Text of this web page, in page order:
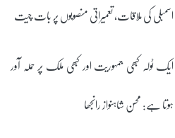
اسمبلی کی ملاقات، تعمیراتی منصوبوں پر بات چیت
ایک ٹولہ کبھی جمہوریت اور کبھی ملک پر حملہ آور
ہوتا ہے: محسن شاہنواز رانجھا